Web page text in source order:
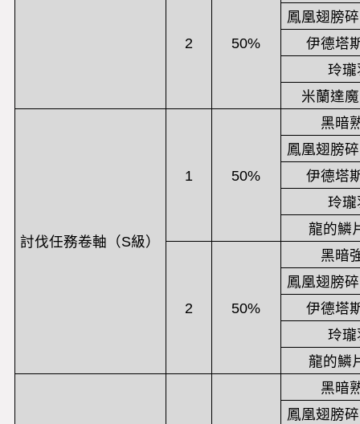
2 50%
鳳凰翅膀
伊德塔
玲
米蘭達
討伐任務卷軸（S級）
1 50%
黑暗
鳳凰翅膀
伊德塔
玲
龍的鱗
2 50%
黑暗
鳳凰翅膀
伊德塔
玲
龍的鱗
黑暗
鳳凰翅膀